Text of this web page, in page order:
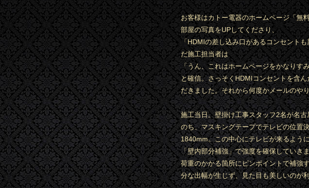
お客様はカトー電器のホームページ「無
部屋の写真をUPしてくださり、
「HDMIの差し込み口があるコンセント
だ施工担当者は
「うん、これはホームページをかなりす
と確信。さっそくHDMIコンセントを含
だきました。それから何度かメールのや
施工当日。壁掛け工事スタッフ2名が名
のち、マスキングテープでテレビの位置
1840mm。この中心にテレビが来るよう
「壁内部分補強」で強度を確保していき
荷重のかかる箇所にピンポイントで補強
分な出幅が生じず、見た目も美しいのが